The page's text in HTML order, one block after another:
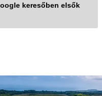
keresőben elsők